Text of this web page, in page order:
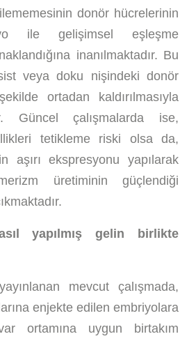
donör hücrelerinin
ile gelişimsel eşleşme
inanılmaktadır. Bu
veya doku nişindeki donör
ortadan kaldırılmasıyla
Güncel çalışmalarda ise,
tetikleme riski olsa da,
aşırı ekspresyonu yapılarak
üretiminin güçlendiği
yapılmış gelin birlikte
mevcut çalışmada,
enjekte edilen embriyolara
ortamına uygun birtakım